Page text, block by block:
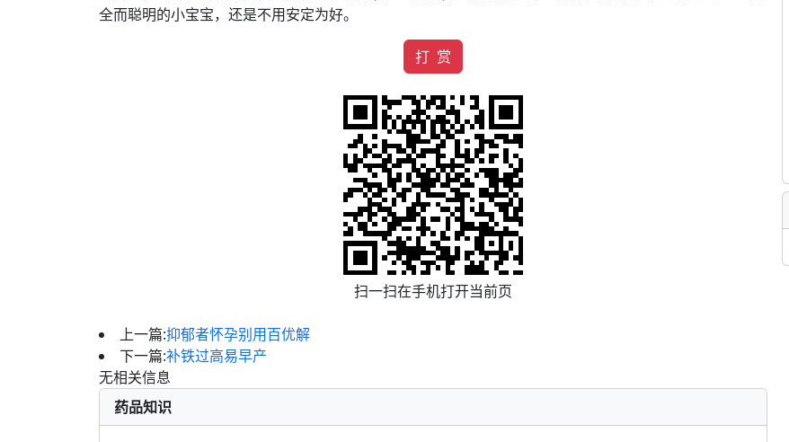
全而聪明的小宝宝，还是不用安定为好。
打 赏
扫一扫在手机打开当前页
上一篇:抑郁者怀孕别用百优解
下一篇:补铁过高易早产
无相关信息
药品知识